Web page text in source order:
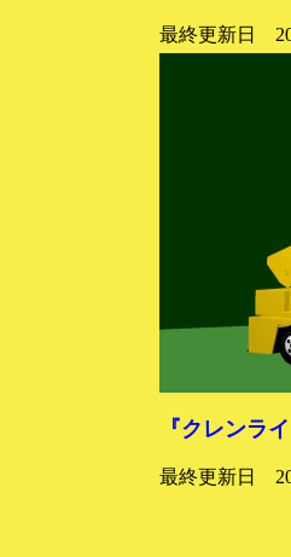
最終更新日
『クレンライ
最終更新日